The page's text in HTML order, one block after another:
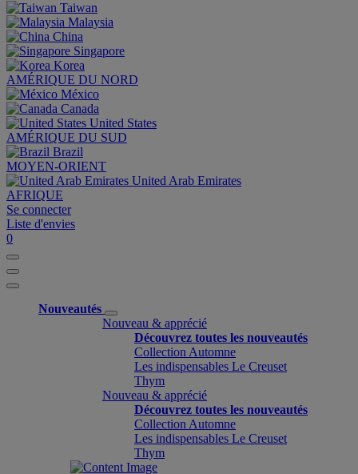
Taiwan
Malaysia
China
Singapore
Korea
AMÉRIQUE DU NORD
México
Canada
United States
AMÉRIQUE DU SUD
Brazil
MOYEN-ORIENT
United Arab Emirates
AFRIQUE
Se connecter
Liste d'envies
0
Nouveautés
Nouveau & apprécié
Découvrez toutes les nouveautés
Collection Automne
Les indispensables Le Creuset
Thym
Nouveau & apprécié
Découvrez toutes les nouveautés
Collection Automne
Les indispensables Le Creuset
Thym